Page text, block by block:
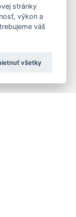
stránky
výkon a
váš
všetky